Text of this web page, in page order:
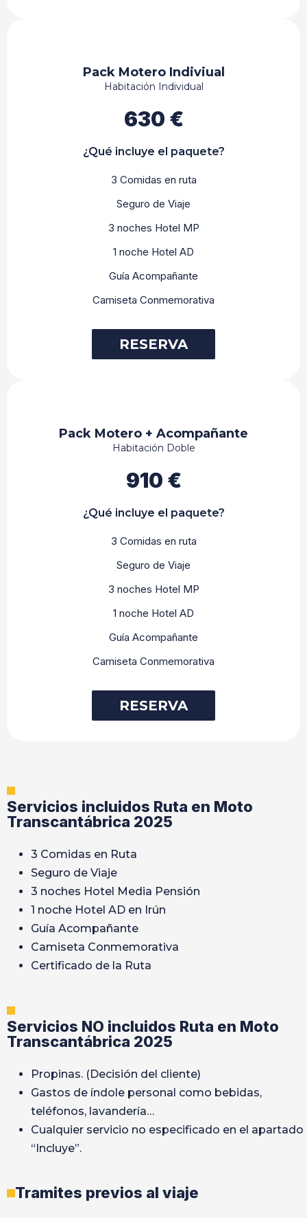
Pack Motero Indiviual
Habitación Individual
630 €
¿Qué incluye el paquete?
3 Comidas en ruta
Seguro de Viaje
3 noches Hotel MP
1 noche Hotel AD
Guía Acompañante
Camiseta Conmemorativa
RESERVA
Pack Motero + Acompañante
Habitación Doble
910 €
¿Qué incluye el paquete?
3 Comidas en ruta
Seguro de Viaje
3 noches Hotel MP
1 noche Hotel AD
Guía Acompañante
Camiseta Conmemorativa
RESERVA
Servicios incluidos Ruta en Moto
Transcantábrica 2025
3 Comidas en Ruta
Seguro de Viaje
3 noches Hotel Media Pensión
1 noche Hotel AD en Irún
Guía Acompañante
Camiseta Conmemorativa
Certificado de la Ruta
Servicios NO incluidos Ruta en Moto
Transcantábrica 2025
Propinas. (Decisión del cliente)
Gastos de índole personal como bebidas,
teléfonos, lavandería…
Cualquier servicio no especificado en el apartado
“Incluye”.
Tramites previos al viaje